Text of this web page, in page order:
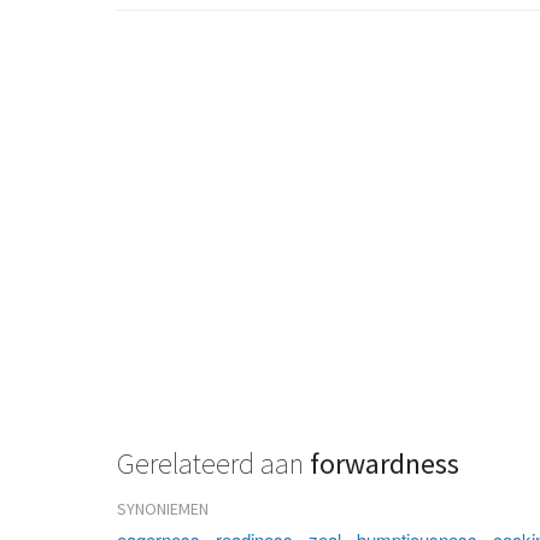
Gerelateerd aan forwardness
SYNONIEMEN